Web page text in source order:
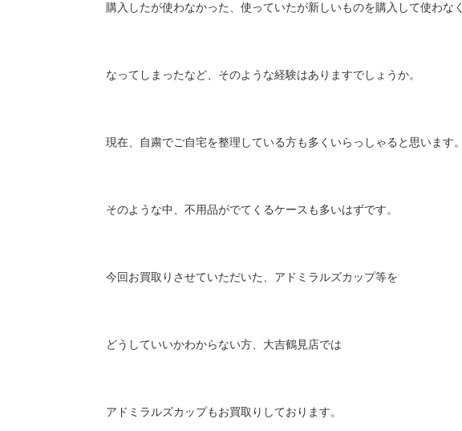
購入したが使わなかった、使っていたが新しいものを購入して使わなく
なってしまったなど、そのような経験はありますでしょうか。
現在、自粛でご自宅を整理している方も多くいらっしゃると思います。
そのような中、不用品がでてくるケースも多いはずです。
今回お買取りさせていただいた、アドミラルズカップ等を
どうしていいかわからない方、大吉鶴見店では
アドミラルズカップもお買取りしております。